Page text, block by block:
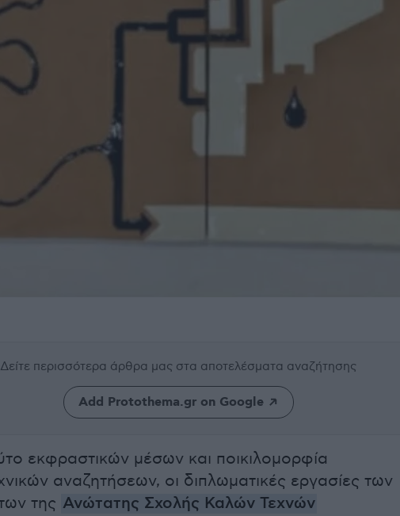
Δείτε περισσότερα άρθρα μας στα αποτελέσματα αναζήτησης
Add Protothema.gr on Google
εκφραστικών μέσων και ποικιλομορφία
αναζητήσεων, οι διπλωματικές εργασίες των
της Ανώτατης Σχολής Καλών Τεχνών